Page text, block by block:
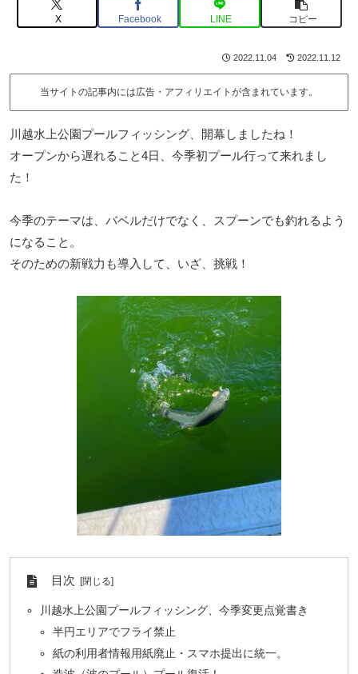
X Facebook LINE コピー
2022.11.04 2022.11.12
当サイトの記事内には広告・アフィリエイトが含まれています。
川越水上公園プールフィッシング、開幕しましたね！
オープンから遅れること4日、今季初プール行って来れまし
た！
今季のテーマは、バベルだけでなく、スプーンでも釣れるよう
になること。
そのための新戦力も導入して、いざ、挑戦！
目次
川越水上公園プールフィッシング、今季変更点覚書き
半円エリアでフライ禁止
紙の利用者情報用紙廃止・スマホ提出に統一。